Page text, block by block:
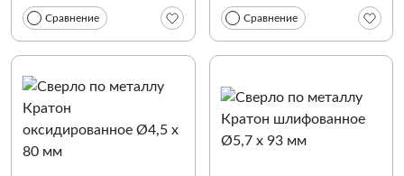
Сравнение Сравнение